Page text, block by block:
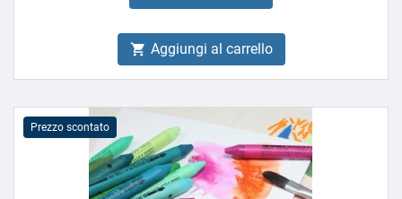
 Aggiungi al carrello
Prezzo scontato